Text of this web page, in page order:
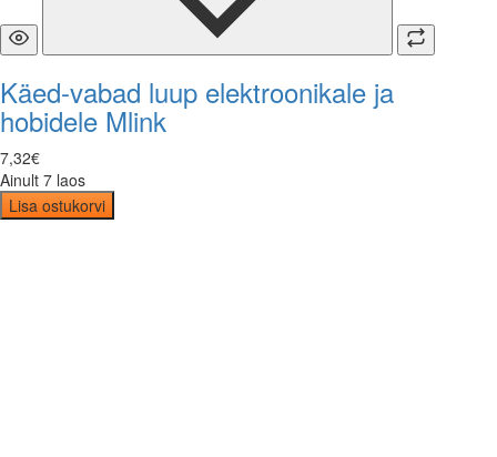
Käed-vabad luup elektroonikale ja
hobidele Mlink
7,32€
Ainult 7 laos
Lisa ostukorvi